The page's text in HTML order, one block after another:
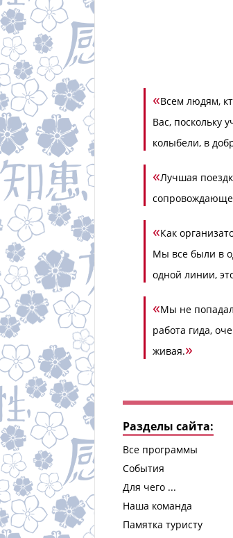
«Всем людям,
Вас, поскольку
колыбели, в
«Лучшая
«Как
Мы все были в
одной линии,
«Мы не
работа гида,
живая.»
Разделы сайта:
Все программы
События
Для чего ...
Наша команда
Памятка туристу